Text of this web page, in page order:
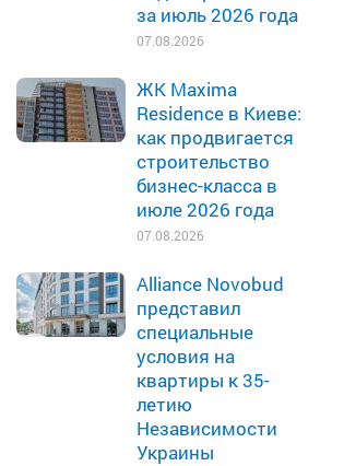
за июль 2026 года
07.08.2026
ЖК Maxima
Residence в Киеве:
как продвигается
строительство
бизнес-класса в
июле 2026 года
07.08.2026
Alliance Novobud
представил
специальные
условия на
квартиры к 35-
летию
Независимости
Украины